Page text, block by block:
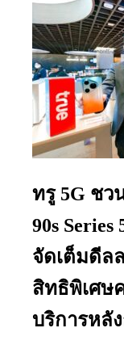
ทรู 5G ชว
90s
จัดเต็มดีล
สิทธิพิเศษ
บริการหลั